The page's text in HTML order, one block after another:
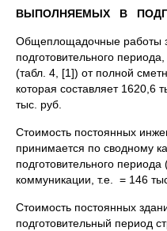
ВЫПОЛНЯЕМЫХ В
Общеплощадочные работы
подготовительного
(табл. 4, [1]) от полной
которая составляет 1620,6
тыс. руб.
Стоимость постоянных
принимается по сводному
подготовительного
коммуникации, т.е. = 146
Стоимость постоянных
подготовительный период